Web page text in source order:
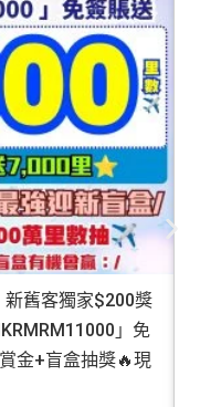
舊客獨家$200獎
」免
金+盲盒抽獎🔥現